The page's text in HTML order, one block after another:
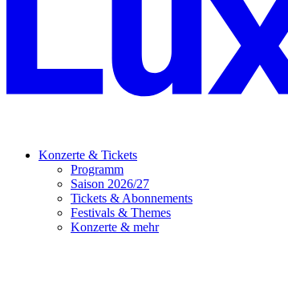
Konzerte & Tickets
Programm
Saison 2026/27
Tickets & Abonnements
Festivals & Themes
Konzerte & mehr